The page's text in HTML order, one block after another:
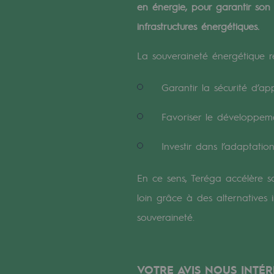
Un réseau local et européen
Une organisation adaptative et
Une organisation
Transversalité et Collaboratif
Notre culture et nos valeurs
Une organisation certifiée
Notre organisation
en énergie, pour garantir son
infrastructures énergétiques.
La souveraineté énergétique
Garantir la sécurité
Favoriser le
Investir dans
En ce sens, Teréga accélère
loin grâce à des alternatives
souveraineté.
VOTRE AVIS NOUS